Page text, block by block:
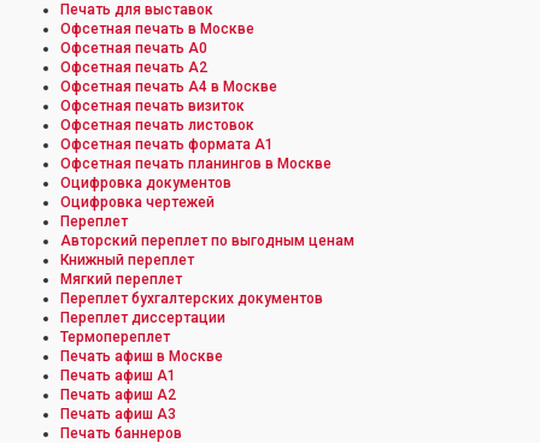
Печать для выставок
Офсетная печать в Москве
Офсетная печать А0
Офсетная печать А2
Офсетная печать А4 в Москве
Офсетная печать визиток
Офсетная печать листовок
Офсетная печать формата А1
Офсетная печать планингов в Москве
Оцифровка документов
Оцифровка чертежей
Переплет
Авторский переплет по выгодным ценам
Книжный переплет
Мягкий переплет
Переплет бухгалтерских документов
Переплет диссертации
Термопереплет
Печать афиш в Москве
Печать афиш А1
Печать афиш А2
Печать афиш А3
Печать баннеров